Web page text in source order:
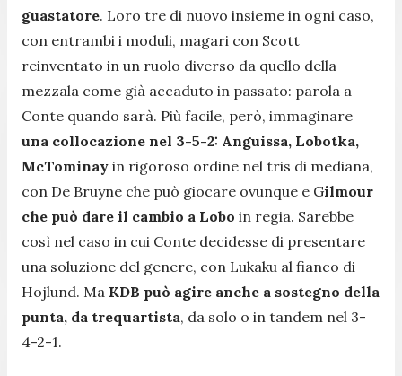
guastatore. Loro tre di nuovo insieme in ogni caso,
con entrambi i moduli, magari con Scott
reinventato in un ruolo diverso da quello della
mezzala come già accaduto in passato: parola a
Conte quando sarà. Più facile, però, immaginare
una collocazione nel 3-5-2: Anguissa, Lobotka,
McTominay in rigoroso ordine nel tris di mediana,
con De Bruyne che può giocare ovunque e Gilmour
che può dare il cambio a Lobo in regia. Sarebbe
così nel caso in cui Conte decidesse di presentare
una soluzione del genere, con Lukaku al fianco di
Hojlund. Ma KDB può agire anche a sostegno della
punta, da trequartista, da solo o in tandem nel 3-
4-2-1.